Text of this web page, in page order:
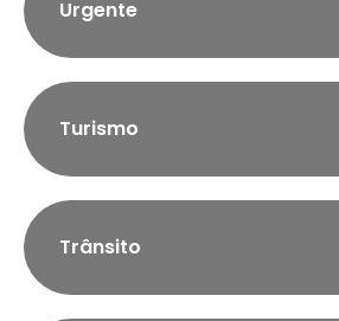
Urgente
Turismo
Trânsito